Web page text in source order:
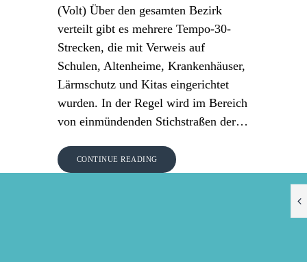
(Volt) Über den gesamten Bezirk
verteilt gibt es mehrere Tempo-30-
Strecken, die mit Verweis auf
Schulen, Altenheime, Krankenhäuser,
Lärmschutz und Kitas eingerichtet
wurden. In der Regel wird im Bereich
von einmündenden Stichstraßen der…
CONTINUE READING